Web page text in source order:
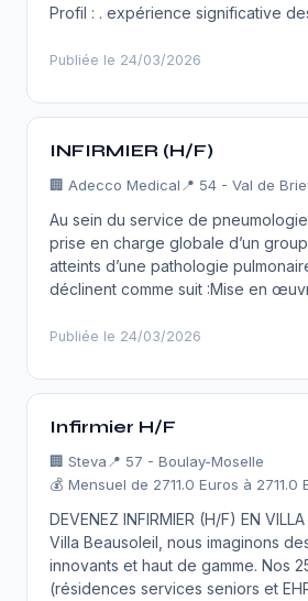
Profil : . expérience significative
Publiée le 24/03/2026
INFIRMIER (H/F)
🏢 Adecco Medical 📍 54 - Val de
Au sein du service de
prise en charge globale d’un
atteints d’une pathologie
déclinent comme suit :Mise en
Publiée le 24/03/2026
Infirmier H/F
🏢 Steva 📍 57 - Boulay-Moselle
💰 Mensuel de 2711.0 Euros à 2711.0
DEVENEZ INFIRMIER (H/F) EN
Villa Beausoleil, nous imaginons
innovants et haut de gamme. Nos
(résidences services seniors et